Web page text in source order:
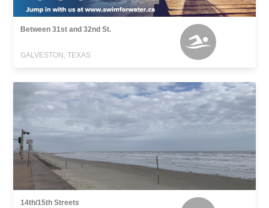
Between 31st and 32nd St.
GALVESTON, TEXAS
14th/15th Streets